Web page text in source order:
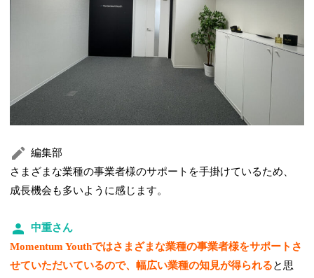
編集部
さまざまな業種の事業者様のサポートを手掛けているため、
成長機会も多いように感じます。
中重さん
Momentum Youthではさまざまな業種の事業者様をサポートさ
せていただいているので、幅広い業種の知見が得られると思